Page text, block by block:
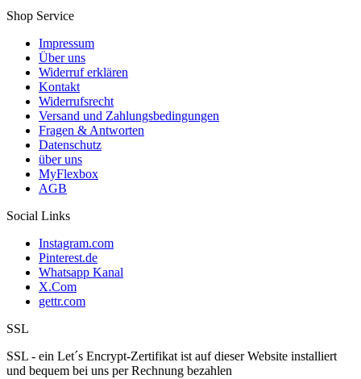
Shop Service
Impressum
Über uns
Widerruf erklären
Kontakt
Widerrufsrecht
Versand und Zahlungsbedingungen
Fragen & Antworten
Datenschutz
über uns
MyFlexbox
AGB
Social Links
Instagram.com
Pinterest.de
Whatsapp Kanal
X.Com
gettr.com
SSL
SSL - ein Let´s Encrypt-Zertifikat ist auf dieser Website installiert
und bequem bei uns per Rechnung bezahlen